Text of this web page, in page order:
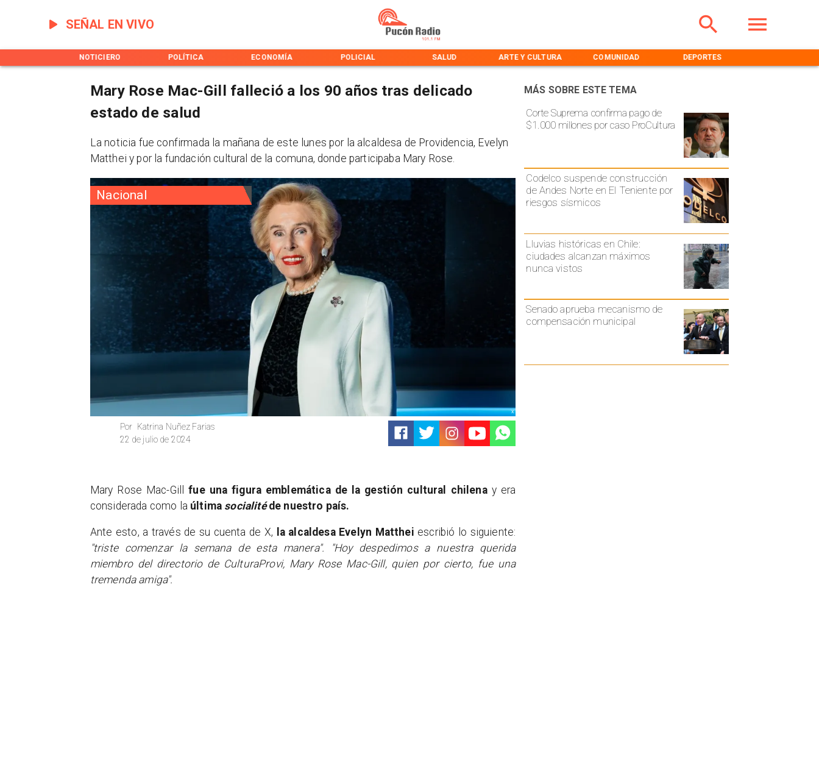
SEÑAL EN VIVO
NOTICIERO POLÍTICA ECONOMÍA POLICIAL SALUD ARTE Y CULTURA COMUNIDAD DEPORTES
Nacional
Katrina Nuñez Farias
Por
22 de julio de 2024
X
Corte Suprema confirma pago de
$1.000 millones por caso ProCultura
Codelco suspende construcción
de Andes Norte en El Teniente por
riesgos sísmicos
Lluvias históricas en Chile:
ciudades alcanzan máximos
nunca vistos
Senado aprueba mecanismo de
compensación municipal
MÁS SOBRE ESTE TEMA
Mary Rose Mac-Gill falleció a los 90 años tras delicado
estado de salud
La noticia fue confirmada la mañana de este lunes por la alcaldesa de Providencia, Evelyn
Matthei y por la fundación cultural de la comuna, donde participaba Mary Rose.
Mary Rose Mac-Gillfue una figura emblemática de la gestión cultural chilena y era
considerada como la última socialitéde nuestro país.
Ante esto, a través de su cuenta de X, la alcaldesa Evelyn Matthei escribió lo siguiente:
"triste comenzar la semana de esta manera". "Hoy despedimos a nuestra querida
miembro del directorio de CulturaProvi, Mary Rose Mac-Gill, quien por cierto, fue una
tremenda amiga".